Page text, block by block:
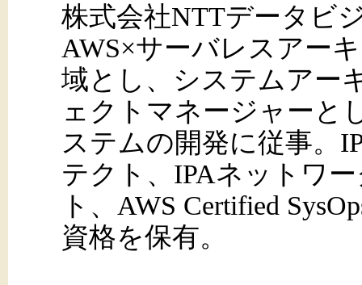
株式会社NTTデータビ
AWS×サーバレスアー
域とし、システムアー
ェクトマネージャーと
ステムの開発に従事。
テクト、IPAネットワ
ト、AWS Certified
資格を保有。